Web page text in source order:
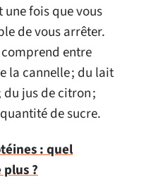
une fois que vous
de vous arrêter.
entre
la cannelle ; du lait
jus de citron ;
de sucre.
: quel
?